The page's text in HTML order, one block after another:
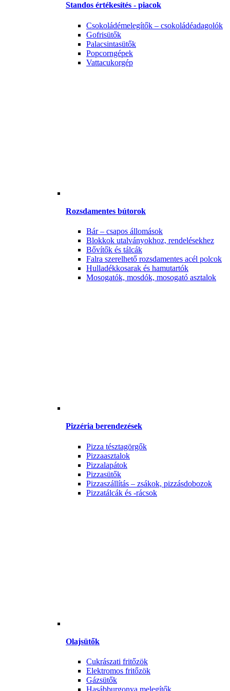
Standos értékesítés - piacok
Csokoládémelegítők – csokoládéadagolók
Gofrisütők
Palacsintasütők
Popcorngépek
Vattacukorgép
Rozsdamentes bútorok
Bár – csapos állomások
Blokkok utalványokhoz, rendelésekhez
Bővítők és tálcák
Falra szerelhető rozsdamentes acél polcok
Hulladékkosarak és hamutartók
Mosogatók, mosdók, mosogató asztalok
Pizzéria berendezések
Pizza tésztagörgők
Pizzaasztalok
Pizzalapátok
Pizzasütők
Pizzaszállítás – zsákok, pizzásdobozok
Pizzatálcák és -rácsok
Olajsütők
Cukrászati fritőzök
Elektromos fritőzök
Gázsütők